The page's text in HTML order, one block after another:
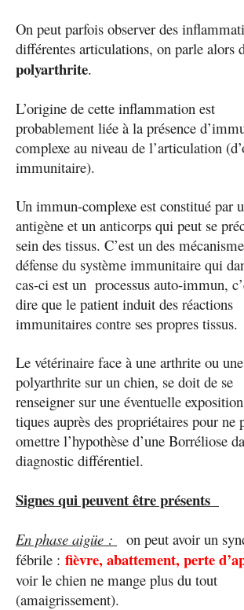
On peut parfois observer des
différentes articulations, on parle alors
polyarthrite.
L’origine de cette inflammation est
probablement liée à la présence
complexe au niveau de l’articulation
immunitaire).
Un immun-complexe est constitué par
antigène et un anticorps qui peut se
sein des tissus. C’est un des
défense du système immunitaire qui
cas-ci est un processus auto-immun,
dire que le patient induit des réactions
immunitaires contre ses propres tissus.
Le vétérinaire face à une arthrite ou une
polyarthrite sur un chien, se doit de se
renseigner sur une éventuelle
tiques auprès des propriétaires pour ne
omettre l’hypothèse d’une Borréliose
diagnostic différentiel.
Signes qui peuvent être présents
En phase aigüe :
on peut avoir un
fébrile : fièvre, abattement, perte
voir le chien ne mange plus du tout
(amaigrissement).